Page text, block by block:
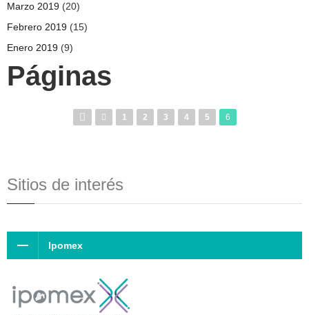
Marzo 2019 (20)
Febrero 2019 (15)
Enero 2019 (9)
Páginas
1 2 3 4 5 6
Sitios de interés
Ipomex